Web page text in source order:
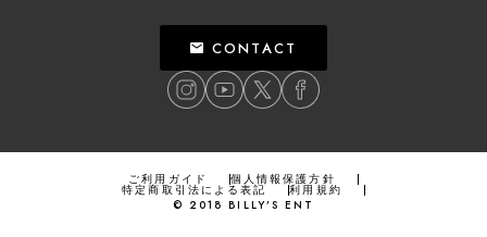
CONTACT
ご利用ガイド 個人情報保護方針
特定商取引法による表記
利用規約
© 2018 BILLY’S ENT